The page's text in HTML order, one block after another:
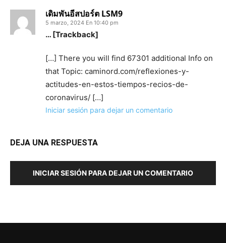
เดิมพันอีสปอร์ต LSM9
5 marzo, 2024 En 10:40 pm
… [Trackback]
[…] There you will find 67301 additional Info on
that Topic: caminord.com/reflexiones-y-
actitudes-en-estos-tiempos-recios-de-
coronavirus/ […]
Iniciar sesión para dejar un comentario
DEJA UNA RESPUESTA
INICIAR SESIÓN PARA DEJAR UN COMENTARIO